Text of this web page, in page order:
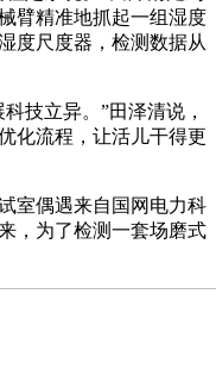
臂精准地抓起一组湿度
度尺度器，检测数据从
技立异。”田泽清说，
化流程，让活儿干得更
偶遇来自国网电力科
，为了检测一套场磨式